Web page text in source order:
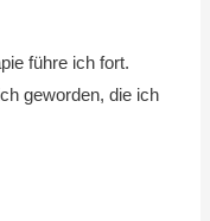
führe ich fort.
geworden, die ich